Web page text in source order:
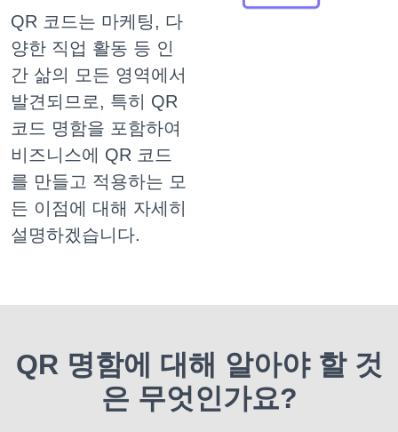
QR 코드는 마케팅, 다
양한 직업 활동 등 인
간 삶의 모든 영역에서
발견되므로, 특히 QR
코드 명함을 포함하여
비즈니스에 QR 코드
를 만들고 적용하는 모
든 이점에 대해 자세히
설명하겠습니다.
QR 명함에 대해 알아야 할 것
은 무엇인가요?